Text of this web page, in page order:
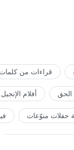
قراءات من كلمات
أفلام الإنجيل
حفلات منوّعات